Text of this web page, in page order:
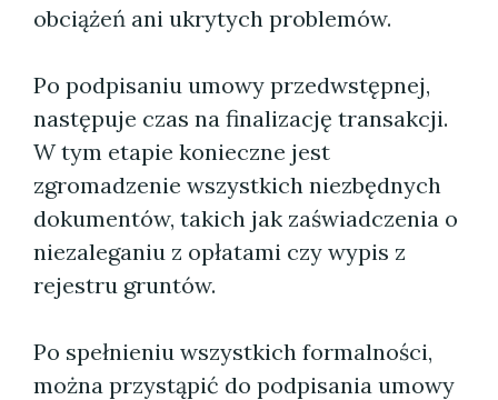
obciążeń ani ukrytych problemów.
Po podpisaniu umowy przedwstępnej,
następuje czas na finalizację transakcji.
W tym etapie konieczne jest
zgromadzenie wszystkich niezbędnych
dokumentów, takich jak zaświadczenia o
niezaleganiu z opłatami czy wypis z
rejestru gruntów.
Po spełnieniu wszystkich formalności,
można przystąpić do podpisania umowy